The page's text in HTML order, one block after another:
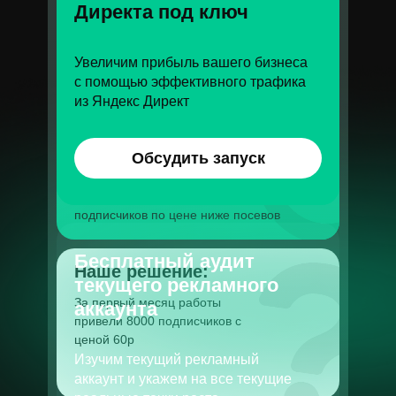
1 500 руб
За первый месяц работы
привели 8000 подписчиков с
ценой 60р
Наше решение:
Клиент был недоволен ценой
подписчика в посевах и TG Ads,
которая составляла до 100р. Запрос
подписчиков по цене ниже посевов
Запрос клиента:
Изучим текущий рекламный
аккаунт и укажем на все текущие
Бесплатный аудит
текущего рекламного
аккаунта
Увеличим прибыль вашего бизнеса
с помощью эффективного трафика
из Яндекс Директ
Директа под ключ
Обсудить запуск